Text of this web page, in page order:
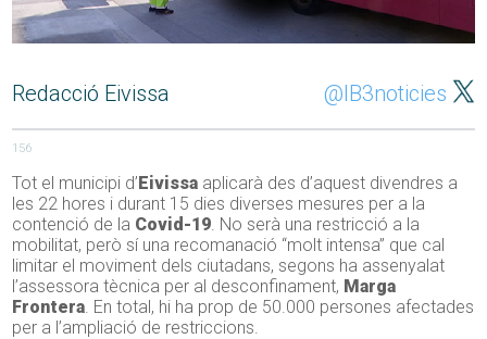
Redacció Eivissa @IB3noticies
156
Tot el municipi d’Eivissa aplicarà des d’aquest divendres a
les 22 hores i durant 15 dies diverses mesures per a la
contenció de la Covid-19. No serà una restricció a la
mobilitat, però sí una recomanació “molt intensa” que cal
limitar el moviment dels ciutadans, segons ha assenyalat
l’assessora tècnica per al desconfinament, Marga
Frontera. En total, hi ha prop de 50.000 persones afectades
per a l’ampliació de restriccions.